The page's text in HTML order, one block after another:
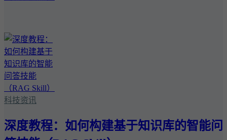
科技资讯
深度教程：如何构建基于知识库的智能问